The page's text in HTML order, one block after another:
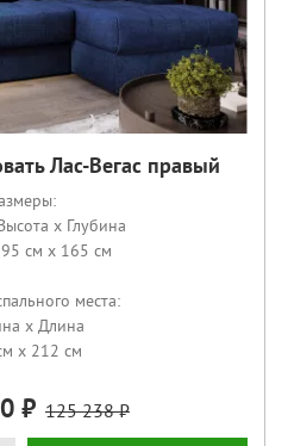
Лас-Вегас правый
x Глубина
см x 165 см
места:
x Длина
x 212 см
125 238